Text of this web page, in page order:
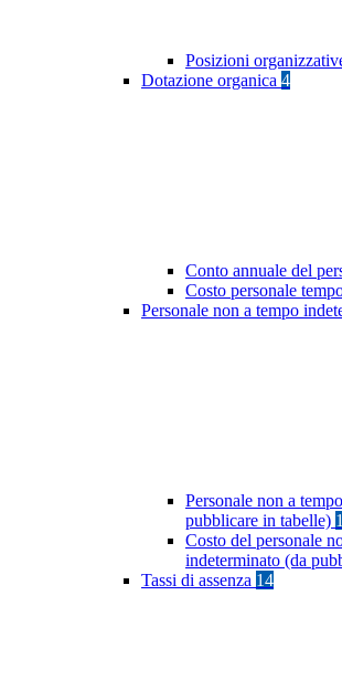
Posizioni
Dotazione organica 4
Conto annuale del
Costo personale
Personale non a tempo
Personale non a
pubblicare in tabelle) 1
Costo del personale
indeterminato (da
Tassi di assenza 14